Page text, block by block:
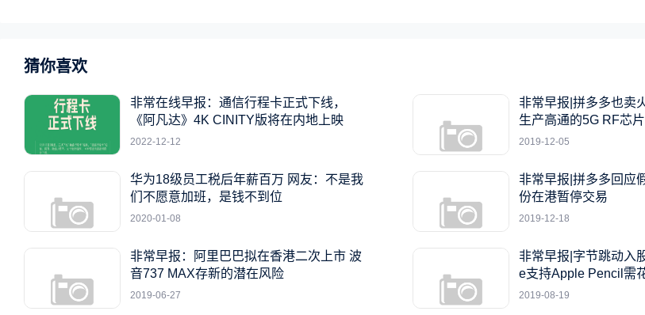
猜你喜欢
非常在线早报：通信行程卡正式下线，
《阿凡达》4K CINITY版将在内地上映
2022-12-12
非常早报|拼多多也卖
生产高通的5G RF芯片
2019-12-05
华为18级员工税后年薪百万 网友：不是我
们不愿意加班，是钱不到位
2020-01-08
非常早报|拼多多回应假酒风波
份在港暂停交易
2019-12-18
非常早报：阿里巴巴拟在香港二次上市 波
音737 MAX存新的潜在风险
2019-06-27
非常早报|字节跳动入
e支持Apple Pencil需
2019-08-19